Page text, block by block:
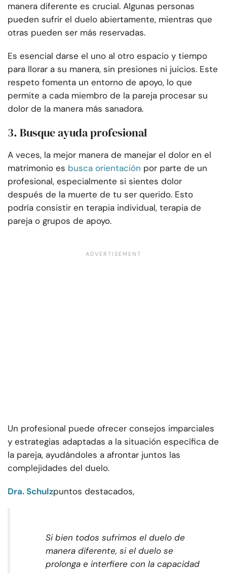
manera diferente es crucial. Algunas personas
pueden sufrir el duelo abiertamente, mientras que
otras pueden ser más reservadas.
Es esencial darse el uno al otro espacio y tiempo
para llorar a su manera, sin presiones ni juicios. Este
respeto fomenta un entorno de apoyo, lo que
permite a cada miembro de la pareja procesar su
dolor de la manera más sanadora.
3. Busque ayuda profesional
A veces, la mejor manera de manejar el dolor en el
matrimonio es busca orientación por parte de un
profesional, especialmente si sientes dolor
después de la muerte de tu ser querido. Esto
podría consistir en terapia individual, terapia de
pareja o grupos de apoyo.
Un profesional puede ofrecer consejos imparciales
y estrategias adaptadas a la situación específica de
la pareja, ayudándoles a afrontar juntos las
complejidades del duelo.
Dra. Schulzpuntos destacados,
Si bien todos sufrimos el duelo de
manera diferente, si el duelo se
prolonga e interfiere con la capacidad